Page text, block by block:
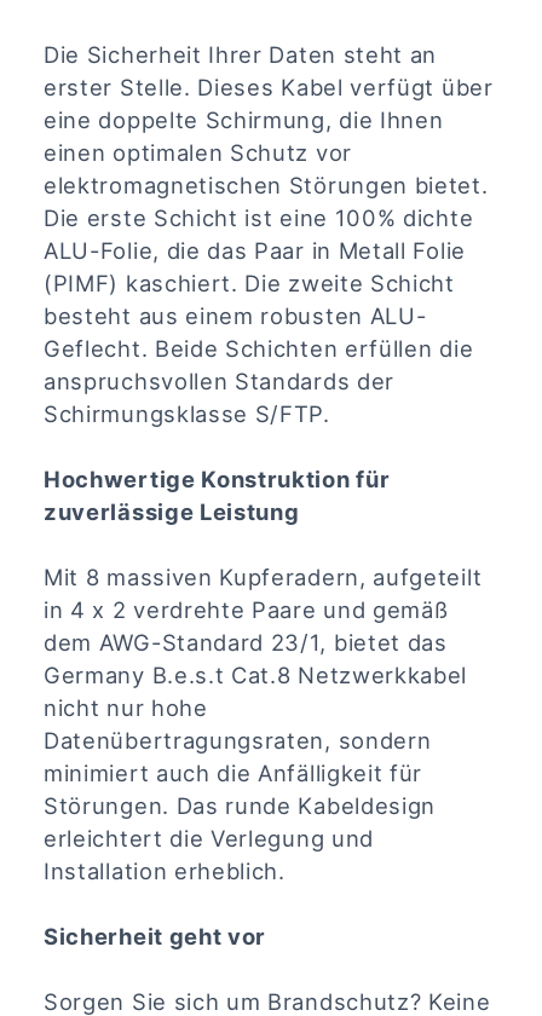
Die Sicherheit Ihrer Daten steht an
erster Stelle. Dieses Kabel verfügt über
eine doppelte Schirmung, die Ihnen
einen optimalen Schutz vor
elektromagnetischen Störungen bietet.
Die erste Schicht ist eine 100% dichte
ALU-Folie, die das Paar in Metall Folie
(PIMF) kaschiert. Die zweite Schicht
besteht aus einem robusten ALU-
Geflecht. Beide Schichten erfüllen die
anspruchsvollen Standards der
Schirmungsklasse S/FTP.
Hochwertige Konstruktion für
zuverlässige Leistung
Mit 8 massiven Kupferadern, aufgeteilt
in 4 x 2 verdrehte Paare und gemäß
dem AWG-Standard 23/1, bietet das
Germany B.e.s.t Cat.8 Netzwerkkabel
nicht nur hohe
Datenübertragungsraten, sondern
minimiert auch die Anfälligkeit für
Störungen. Das runde Kabeldesign
erleichtert die Verlegung und
Installation erheblich.
Sicherheit geht vor
Sorgen Sie sich um Brandschutz? Keine